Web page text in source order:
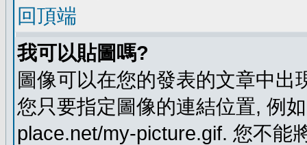
回頂端
我可以貼圖嗎?
圖像可以在您的發表的文章中
您只要指定圖像的連結位置, 例
place.net/my-picture.gif. 您不能